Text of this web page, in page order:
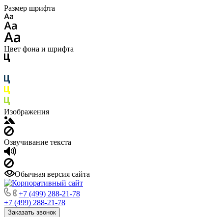
Размер шрифта
Цвет фона и шрифта
Изображения
Озвучивание текста
Обычная версия сайта
+7 (499) 288-21-78
+7 (499) 288-21-78
Заказать звонок